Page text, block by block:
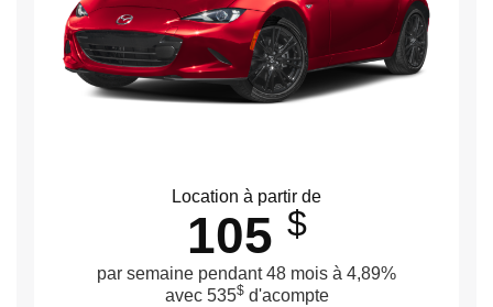
Location à partir de
105 $
par semaine pendant 48 mois à 4,89%
avec 535$d'acompte